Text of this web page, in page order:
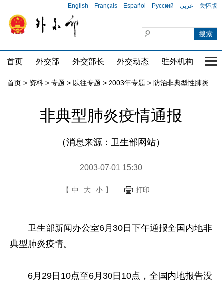
English Français Español Русский عربي 关怀版
首页 外交部 外交部长 外交动态 驻外机构 国
首页 > 资料 > 专题 > 以往专题 > 2003年专题 > 防治非典型性肺炎
非典型肺炎疫情通报
（消息来源：卫生部网站）
2003-07-01 15:30
【 中 大 小 】 打印
卫生部新闻办公室6月30日下午通报全国内地非
典型肺炎疫情。
6月29日10点至6月30日10点，全国内地报告没